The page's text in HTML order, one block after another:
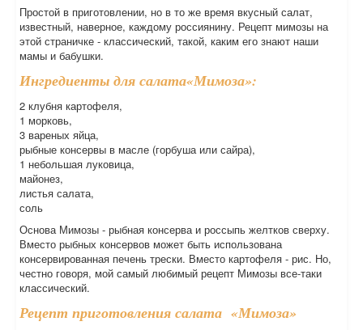
Простой в приготовлении, но в то же время вкусный салат,
известный, наверное, каждому россиянину. Рецепт мимозы на
этой страничке - классический, такой, каким его знают наши
мамы и бабушки.
Ингредиенты для салата«Мимоза»:
2 клубня картофеля,
1 морковь,
3 вареных яйца,
рыбные консервы в масле (горбуша или сайра),
1 небольшая луковица,
майонез,
листья салата,
соль
Основа Мимозы - рыбная консерва и россыпь желтков сверху.
Вместо рыбных консервов может быть использована
консервированная печень трески. Вместо картофеля - рис. Но,
честно говоря, мой самый любимый рецепт Мимозы все-таки
классический.
Рецепт приготовления салата «Мимоза»